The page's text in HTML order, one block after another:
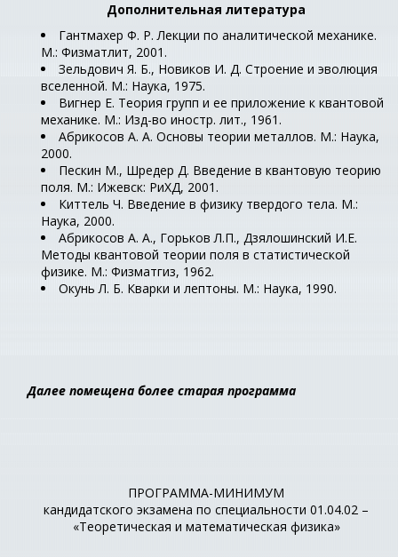
Дополнительная литература
Гантмахер Ф. Р. Лекции по аналитической механике.
М.: Физматлит, 2001.
Зельдович Я. Б., Новиков И. Д. Строение и эволюция
вселенной. М.: Наука, 1975.
Вигнер Е. Теория групп и ее приложение к квантовой
механике. М.: Изд-во иностр. лит., 1961.
Абрикосов А. А. Основы теории металлов. М.: Наука,
2000.
Пескин М., Шредер Д. Введение в квантовую теорию
поля. М.: Ижевск: РиХД, 2001.
Киттель Ч. Введение в физику твердого тела. М.:
Наука, 2000.
Абрикосов А. А., Горьков Л.П., Дзялошинский И.Е.
Методы квантовой теории поля в статистической
физике. М.: Физматгиз, 1962.
Окунь Л. Б. Кварки и лептоны. М.: Наука, 1990.
Далее помещена более старая программа
ПРОГРАММА-МИНИМУМ
кандидатского экзамена по специальности 01.04.02 –
«Теоретическая и математическая физика»